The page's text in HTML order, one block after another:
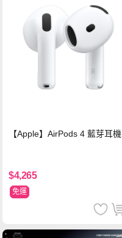
【Apple】AirPods 4 藍芽耳機
$4,265
免運